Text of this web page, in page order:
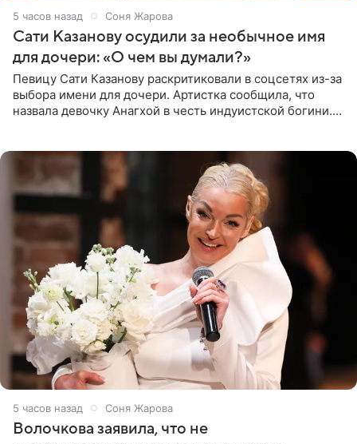
5 часов назад Соня Жарова
Сати Казанову осудили за необычное имя
для дочери: «О чем вы думали?»
Певицу Сати Казанову раскритиковали в соцсетях из-за
выбора имени для дочери. Артистка сообщила, что
назвала девочку Анагхой в честь индуистской богини.
5 часов назад Соня Жарова
Волочкова заявила, что не